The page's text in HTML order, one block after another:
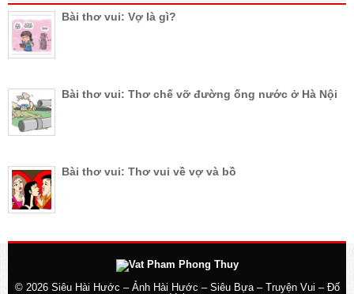
Bài thơ vui: Vợ là gì?
Bài thơ vui: Thơ chế vỡ đường ống nước ở Hà Nội
Bài thơ vui: Thơ vui về vợ và bồ
© 2026 Siêu Hài Hước – Ảnh Hài Hước – Siêu Bựa – Truyện Vui – Đố